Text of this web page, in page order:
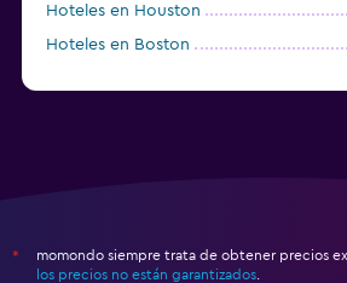
Hoteles en Houston
Hoteles en Boston
*
momondo siempre trata de obtener precios
los precios no están garantizados